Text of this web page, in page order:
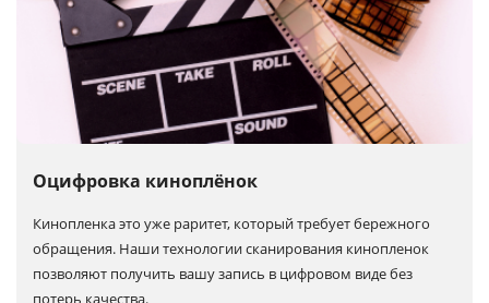
Оцифровка киноплёнок
Кинопленка это уже раритет, который требует бережного
обращения. Наши технологии сканирования кинопленок
позволяют получить вашу запись в цифровом виде без
потерь качества.